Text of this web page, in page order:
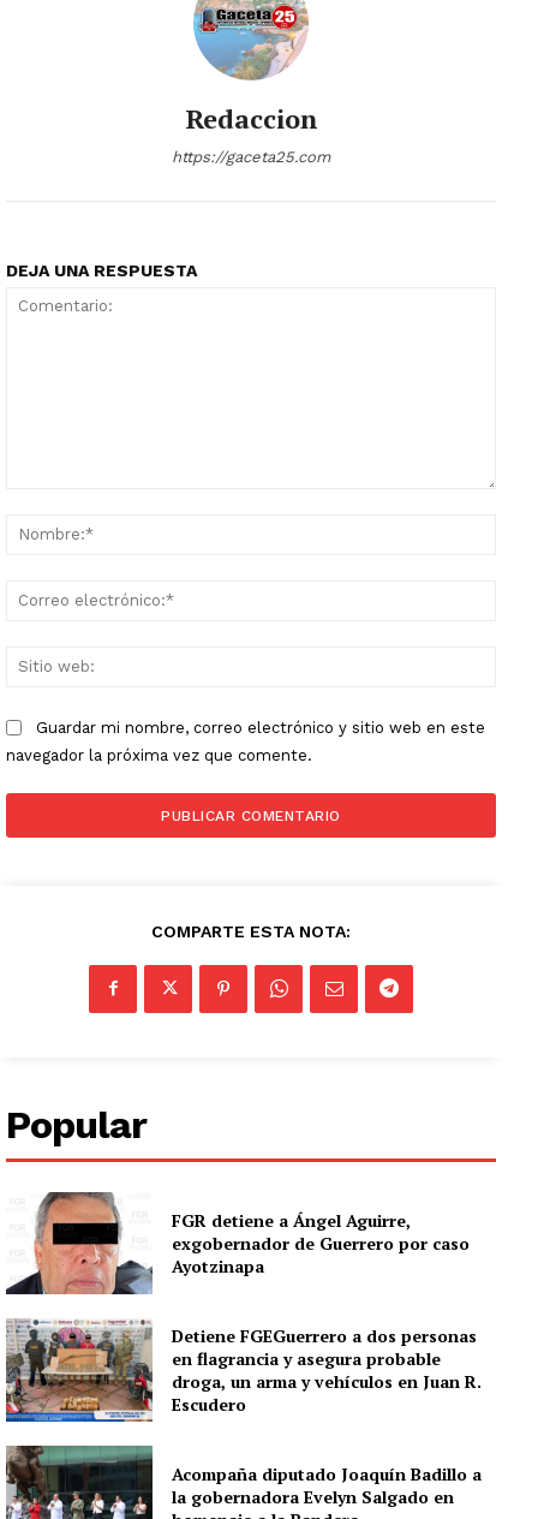
Redaccion
https://gaceta25.com
DEJA UNA RESPUESTA
Guardar mi nombre, correo electrónico y sitio web en este
navegador la próxima vez que comente.
COMPARTE ESTA NOTA:
Popular
FGR detiene a Ángel Aguirre,
exgobernador de Guerrero por caso
Ayotzinapa
Detiene FGEGuerrero a dos personas
en flagrancia y asegura probable
droga, un arma y vehículos en Juan R.
Escudero
Acompaña diputado Joaquín Badillo a
la gobernadora Evelyn Salgado en